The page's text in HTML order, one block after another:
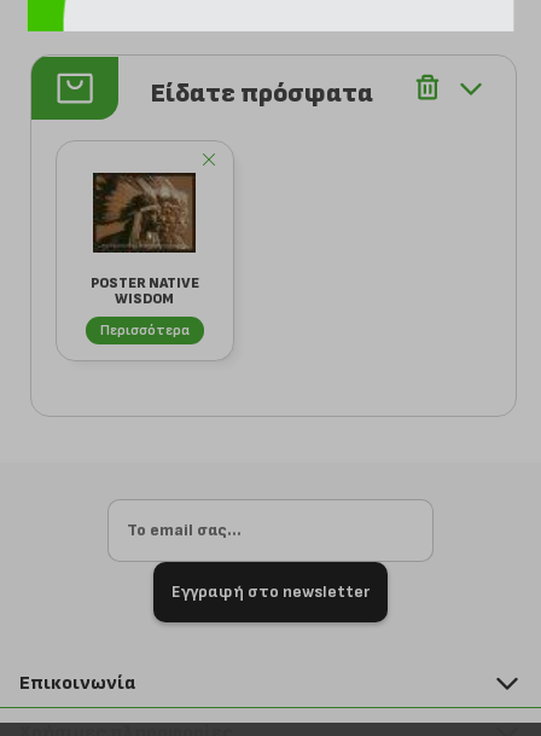
Είδατε πρόσφατα
POSTER NATIVE
WISDOM
(40.6X50.8CM)
Περισσότερα
Εγγραφή στο newsletter
Επικοινωνία
211 2000 700